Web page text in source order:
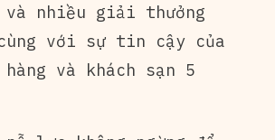
và nhiều giải thưởng
với sự tin cậy của
hàng và khách sạn 5